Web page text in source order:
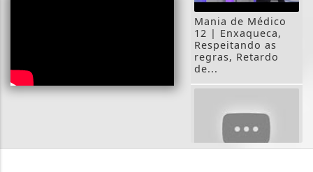
Mania de Médico
12 | Enxaqueca,
Respeitando as
regras, Retardo
de...